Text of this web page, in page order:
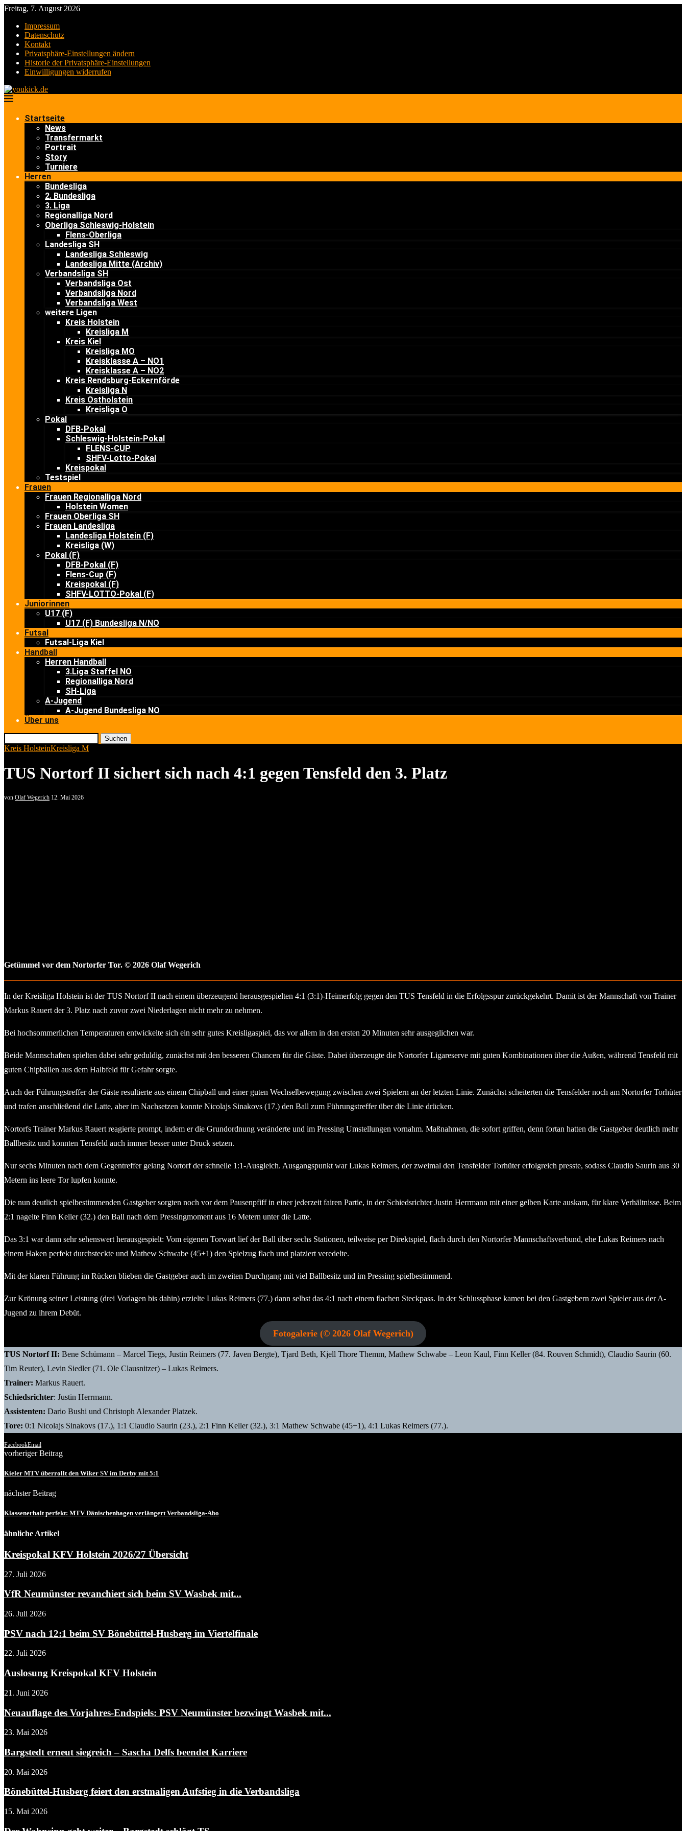
Freitag, 7. August 2026
Impressum
Datenschutz
Kontakt
Privatsphäre-Einstellungen ändern
Historie der Privatsphäre-Einstellungen
Einwilligungen widerrufen
Startseite
News
Transfermarkt
Portrait
Story
Turniere
Herren
Bundesliga
2. Bundesliga
3. Liga
Regionalliga Nord
Oberliga Schleswig-Holstein
Flens-Oberliga
Landesliga SH
Landesliga Schleswig
Landesliga Mitte (Archiv)
Verbandsliga SH
Verbandsliga Ost
Verbandsliga Nord
Verbandsliga West
weitere Ligen
Kreis Holstein
Kreisliga M
Kreis Kiel
Kreisliga MO
Kreisklasse A – NO1
Kreisklasse A – NO2
Kreis Rendsburg-Eckernförde
Kreisliga N
Kreis Ostholstein
Kreisliga O
Pokal
DFB-Pokal
Schleswig-Holstein-Pokal
FLENS-CUP
SHFV-Lotto-Pokal
Kreispokal
Testspiel
Frauen
Frauen Regionalliga Nord
Holstein Women
Frauen Oberliga SH
Frauen Landesliga
Landesliga Holstein (F)
Kreisliga (W)
Pokal (F)
DFB-Pokal (F)
Flens-Cup (F)
Kreispokal (F)
SHFV-LOTTO-Pokal (F)
Juniorinnen
U17 (F)
U17 (F) Bundesliga N/NO
Futsal
Futsal-Liga Kiel
Handball
Herren Handball
3.Liga Staffel NO
Regionalliga Nord
SH-Liga
A-Jugend
A-Jugend Bundesliga NO
Über uns
Suchen
Kreis HolsteinKreisliga M
TUS Nortorf II sichert sich nach 4:1 gegen Tensfeld den 3. Platz
von Olaf Wegerich 12. Mai 2026
Getümmel vor dem Nortorfer Tor. © 2026 Olaf Wegerich
In der Kreisliga Holstein ist der TUS Nortorf II nach einem überzeugend herausgespielten 4:1 (3:1)-Heimerfolg gegen den TUS Tensfeld in die Erfolgsspur zurückgekehrt. Damit ist der Mannschaft von Trainer
Markus Rauert der 3. Platz nach zuvor zwei Niederlagen nicht mehr zu nehmen.
Bei hochsommerlichen Temperaturen entwickelte sich ein sehr gutes Kreisligaspiel, das vor allem in den ersten 20 Minuten sehr ausgeglichen war.
Beide Mannschaften spielten dabei sehr geduldig, zunächst mit den besseren Chancen für die Gäste. Dabei überzeugte die Nortorfer Ligareserve mit guten Kombinationen über die Außen, während Tensfeld mit
guten Chipbällen aus dem Halbfeld für Gefahr sorgte.
Auch der Führungstreffer der Gäste resultierte aus einem Chipball und einer guten Wechselbewegung zwischen zwei Spielern an der letzten Linie. Zunächst scheiterten die Tensfelder noch am Nortorfer Torhüter
und trafen anschließend die Latte, aber im Nachsetzen konnte Nicolajs Sinakovs (17.) den Ball zum Führungstreffer über die Linie drücken.
Nortorfs Trainer Markus Rauert reagierte prompt, indem er die Grundordnung veränderte und im Pressing Umstellungen vornahm. Maßnahmen, die sofort griffen, denn fortan hatten die Gastgeber deutlich mehr
Ballbesitz und konnten Tensfeld auch immer besser unter Druck setzen.
Nur sechs Minuten nach dem Gegentreffer gelang Nortorf der schnelle 1:1-Ausgleich. Ausgangspunkt war Lukas Reimers, der zweimal den Tensfelder Torhüter erfolgreich presste, sodass Claudio Saurin aus 30
Metern ins leere Tor lupfen konnte.
Die nun deutlich spielbestimmenden Gastgeber sorgten noch vor dem Pausenpfiff in einer jederzeit fairen Partie, in der Schiedsrichter Justin Herrmann mit einer gelben Karte auskam, für klare Verhältnisse. Beim
2:1 nagelte Finn Keller (32.) den Ball nach dem Pressingmoment aus 16 Metern unter die Latte.
Das 3:1 war dann sehr sehenswert herausgespielt: Vom eigenen Torwart lief der Ball über sechs Stationen, teilweise per Direktspiel, flach durch den Nortorfer Mannschaftsverbund, ehe Lukas Reimers nach
einem Haken perfekt durchsteckte und Mathew Schwabe (45+1) den Spielzug flach und platziert veredelte.
Mit der klaren Führung im Rücken blieben die Gastgeber auch im zweiten Durchgang mit viel Ballbesitz und im Pressing spielbestimmend.
Zur Krönung seiner Leistung (drei Vorlagen bis dahin) erzielte Lukas Reimers (77.) dann selbst das 4:1 nach einem flachen Steckpass. In der Schlussphase kamen bei den Gastgebern zwei Spieler aus der A-
Jugend zu ihrem Debüt.
Fotogalerie (© 2026 Olaf Wegerich)
TUS Nortorf II: Bene Schümann – Marcel Tiegs, Justin Reimers (77. Javen Bergte), Tjard Beth, Kjell Thore Themm, Mathew Schwabe – Leon Kaul, Finn Keller (84. Rouven Schmidt), Claudio Saurin (60.
Tim Reuter), Levin Siedler (71. Ole Clausnitzer) – Lukas Reimers.
Trainer: Markus Rauert.
Schiedsrichter: Justin Herrmann.
Assistenten: Dario Bushi und Christoph Alexander Platzek.
Tore: 0:1 Nicolajs Sinakovs (17.), 1:1 Claudio Saurin (23.), 2:1 Finn Keller (32.), 3:1 Mathew Schwabe (45+1), 4:1 Lukas Reimers (77.).
FacebookEmail
vorheriger Beitrag
Kieler MTV überrollt den Wiker SV im Derby mit 5:1
nächster Beitrag
Klassenerhalt perfekt: MTV Dänischenhagen verlängert Verbandsliga-Abo
ähnliche Artikel
Kreispokal KFV Holstein 2026/27 Übersicht
27. Juli 2026
VfR Neumünster revanchiert sich beim SV Wasbek mit...
26. Juli 2026
PSV nach 12:1 beim SV Bönebüttel-Husberg im Viertelfinale
22. Juli 2026
Auslosung Kreispokal KFV Holstein
21. Juni 2026
Neuauflage des Vorjahres-Endspiels: PSV Neumünster bezwingt Wasbek mit...
23. Mai 2026
Bargstedt erneut siegreich – Sascha Delfs beendet Karriere
20. Mai 2026
Bönebüttel-Husberg feiert den erstmaligen Aufstieg in die Verbandsliga
15. Mai 2026